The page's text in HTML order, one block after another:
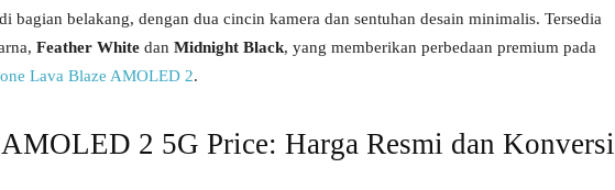
bagian belakang, dengan dua cincin kamera dan sentuhan desain minimalis. Tersedia
Feather White dan Midnight Black, yang memberikan perbedaan premium pada
Lava Blaze AMOLED 2.
2 5G Price: Harga Resmi dan Konversi